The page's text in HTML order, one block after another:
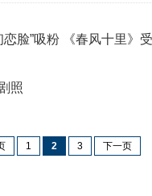
照
1 2 3 下一页